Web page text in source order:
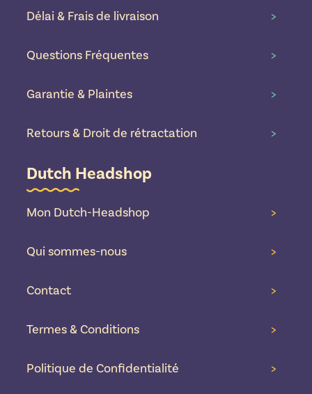
Délai & Frais de livraison >
Questions Fréquentes >
Garantie & Plaintes >
Retours & Droit de rétractation >
Dutch Headshop
Mon Dutch-Headshop >
Qui sommes-nous >
Contact >
Termes & Conditions >
Politique de Confidentialité >